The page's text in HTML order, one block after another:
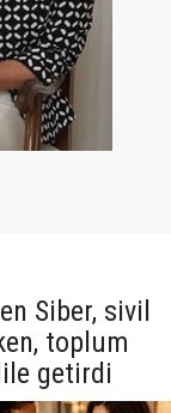
Siber, sivil
toplum
getirdi